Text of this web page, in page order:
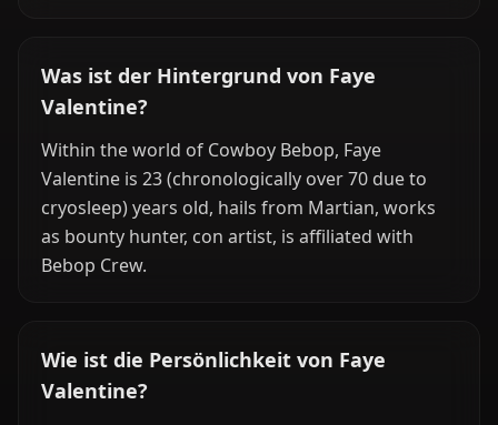
Was ist der Hintergrund von Faye
Valentine?
Within the world of Cowboy Bebop, Faye
Valentine is 23 (chronologically over 70 due to
cryosleep) years old, hails from Martian, works
as bounty hunter, con artist, is affiliated with
Bebop Crew.
Wie ist die Persönlichkeit von Faye
Valentine?